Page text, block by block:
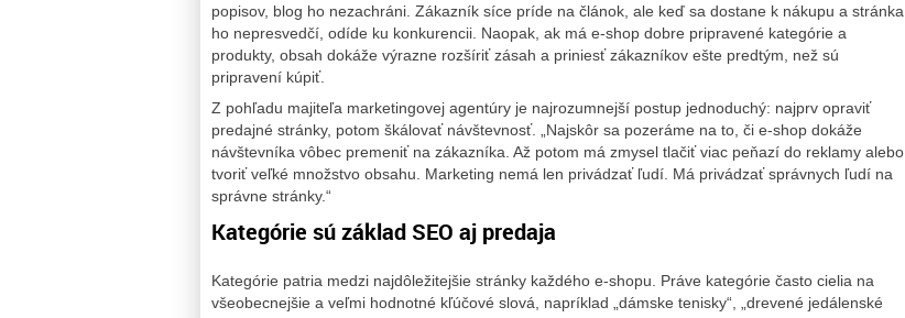
popisov, blog ho nezachráni. Zákazník síce príde na článok, ale keď sa dostane k nákupu a stránka
ho nepresvedčí, odíde ku konkurencii. Naopak, ak má e-shop dobre pripravené kategórie a
produkty, obsah dokáže výrazne rozšíriť zásah a priniesť zákazníkov ešte predtým, než sú
pripravení kúpiť.
Z pohľadu majiteľa marketingovej agentúry je najrozumnejší postup jednoduchý: najprv opraviť
predajné stránky, potom škálovať návštevnosť. „Najskôr sa pozeráme na to, či e-shop dokáže
návštevníka vôbec premeniť na zákazníka. Až potom má zmysel tlačiť viac peňazí do reklamy alebo
tvoriť veľké množstvo obsahu. Marketing nemá len privádzať ľudí. Má privádzať správnych ľudí na
správne stránky.“
Kategórie sú základ SEO aj predaja
Kategórie patria medzi najdôležitejšie stránky každého e-shopu. Práve kategórie často cielia na
všeobecnejšie a veľmi hodnotné kľúčové slová, napríklad „dámske tenisky“, „drevené jedálenské